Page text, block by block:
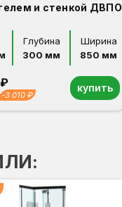
и стенкой ДВПО
Глубина
300 мм
Ширина
850 мм
-3 010 ₽
купить